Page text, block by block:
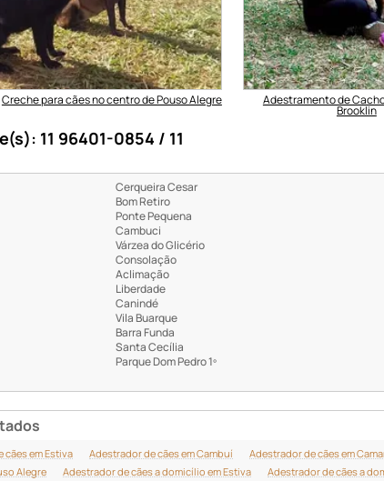
Creche para cães no centro de Pouso Alegre Adestramento de
Brooklin
11 96401-0854 / 11
Cerqueira Cesar
Bom Retiro
Ponte Pequena
Cambuci
Várzea do Glicério
Consolação
Aclimação
Liberdade
Canindé
Vila Buarque
Barra Funda
Santa Cecília
Parque Dom Pedro 1º
cães em Estiva Adestrador de cães em Cambuí
Adestrador de cães em
Alegre Adestrador de cães a domicílio em Estiva
Adestrador de cães a